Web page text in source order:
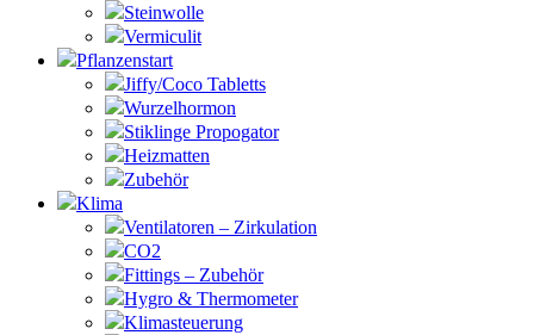
Steinwolle
Vermiculit
Pflanzenstart
Jiffy/Coco Tabletts
Wurzelhormon
Stiklinge Propogator
Heizmatten
Zubehör
Klima
Ventilatoren – Zirkulation
CO2
Fittings – Zubehör
Hygro & Thermometer
Klimasteuerung